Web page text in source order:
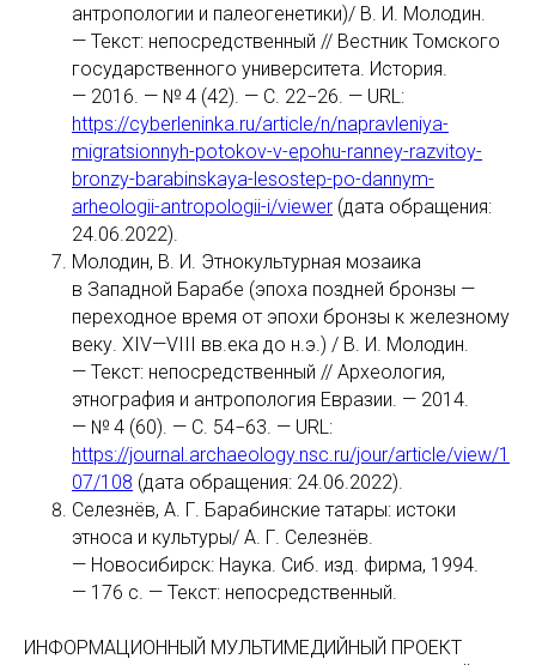
антропологии и палеогенетики)/ В. И. Молодин.
— Текст: непосредственный // Вестник Томского
государственного университета. История.
— 2016. — № 4 (42). — С. 22−26. — URL:
https://cyberleninka.ru/article/n/napravleniya-
migratsionnyh-potokov-v-epohu-ranney-razvitoy-
bronzy-barabinskaya-lesostep-po-dannym-
arheologii-antropologii-i/viewer (дата обращения:
24.06.2022).
Молодин, В. И. Этнокультурная мозаика
в Западной Барабе (эпоха поздней бронзы —
переходное время от эпохи бронзы к железному
веку. XIV—VIII вв.ека до н.э.) / В. И. Молодин.
— Текст: непосредственный // Археология,
этнография и антропология Евразии. — 2014.
— № 4 (60). — С. 54−63. — URL:
https://journal.archaeology.nsc.ru/jour/article/view/1
07/108 (дата обращения: 24.06.2022).
Селезнёв, А. Г. Барабинские татары: истоки
этноса и культуры/ А. Г. Селезнёв.
— Новосибирск: Наука. Сиб. изд. фирма, 1994.
— 176 с. — Текст: непосредственный.
ИНФОРМАЦИОННЫЙ МУЛЬТИМЕДИЙНЫЙ ПРОЕКТ